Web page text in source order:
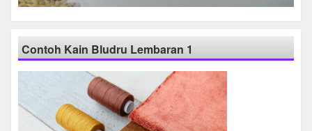
Contoh Kain Bludru Lembaran 1